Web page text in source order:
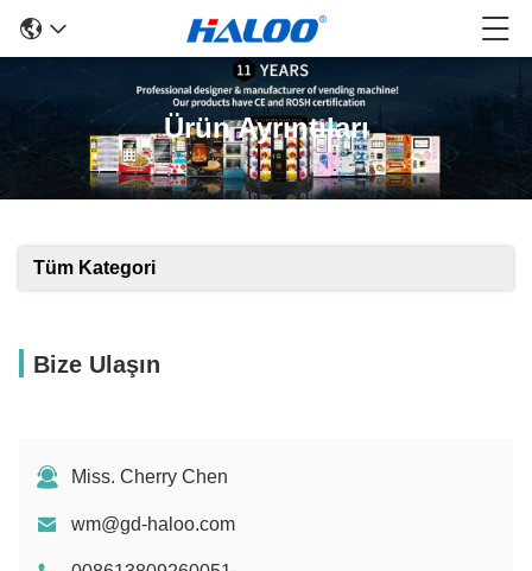
Ürün Ayrıntıları
Tüm Kategori
Bize Ulaşın
Miss. Cherry Chen
wm@gd-haloo.com